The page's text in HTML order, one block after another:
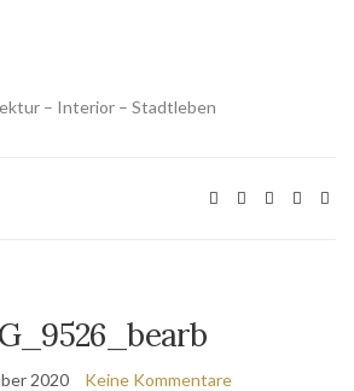
– Interior – Stadtleben
2020 Keine Kommentare